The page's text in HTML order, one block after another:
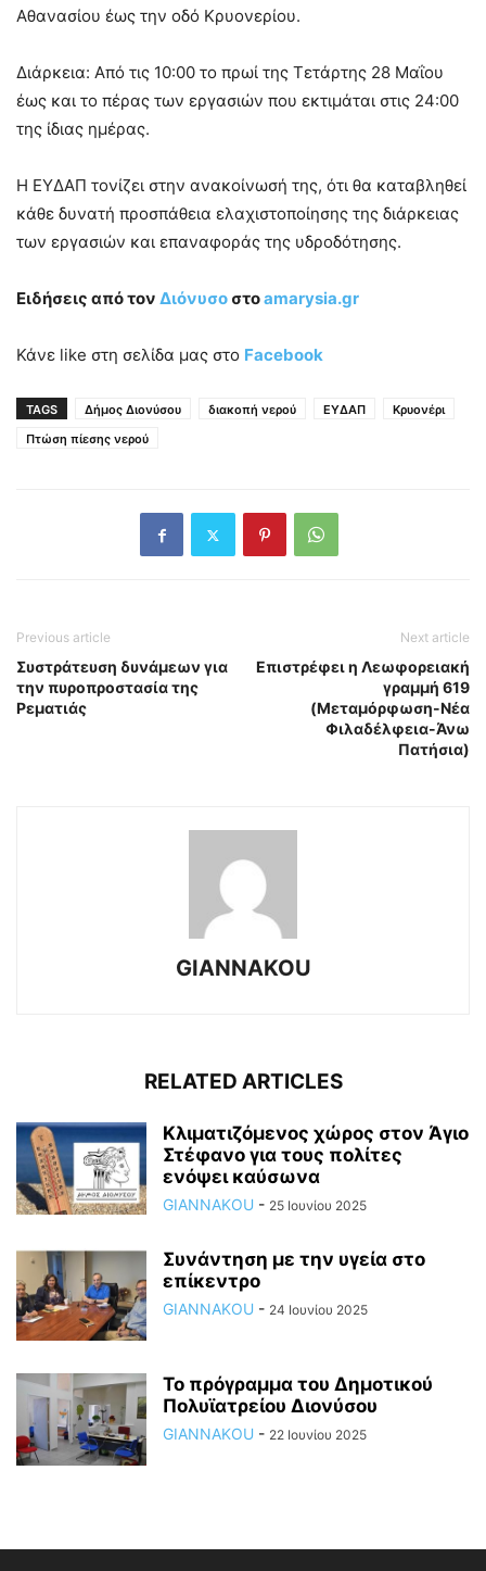
Αθανασίου έως την οδό Κρυονερίου.
Διάρκεια: Από τις 10:00 το πρωί της Τετάρτης 28 Μαΐου
έως και το πέρας των εργασιών που εκτιμάται στις 24:00
της ίδιας ημέρας.
Η ΕΥΔΑΠ τονίζει στην ανακοίνωσή της, ότι θα καταβληθεί
κάθε δυνατή προσπάθεια ελαχιστοποίησης της διάρκειας
των εργασιών και επαναφοράς της υδροδότησης.
Ειδήσεις από τον Διόνυσο στοamarysia.gr
Κάνε like στη σελίδα μας στο Facebook
TAGS Δήμος Διονύσου διακοπή νερού ΕΥΔΑΠ
Κρυονέρι
Πτώση πίεσης νερού
Previous article
Συστράτευση δυνάμεων για
την πυροπροστασία της
Ρεματιάς
Next article
Επιστρέφει η Λεωφορειακή
γραμμή 619
(Μεταμόρφωση-Νέα
Φιλαδέλφεια-Άνω
Πατήσια)
GIANNAKOU
RELATED ARTICLES
Κλιματιζόμενος χώρος στον Άγιο
Στέφανο για τους πολίτες
ενόψει καύσωνα
GIANNAKOU - 25 Ιουνίου 2025
Συνάντηση με την υγεία στο
επίκεντρο
GIANNAKOU - 24 Ιουνίου 2025
To πρόγραμμα του Δημοτικού
Πολυϊατρείου Διονύσου
GIANNAKOU - 22 Ιουνίου 2025